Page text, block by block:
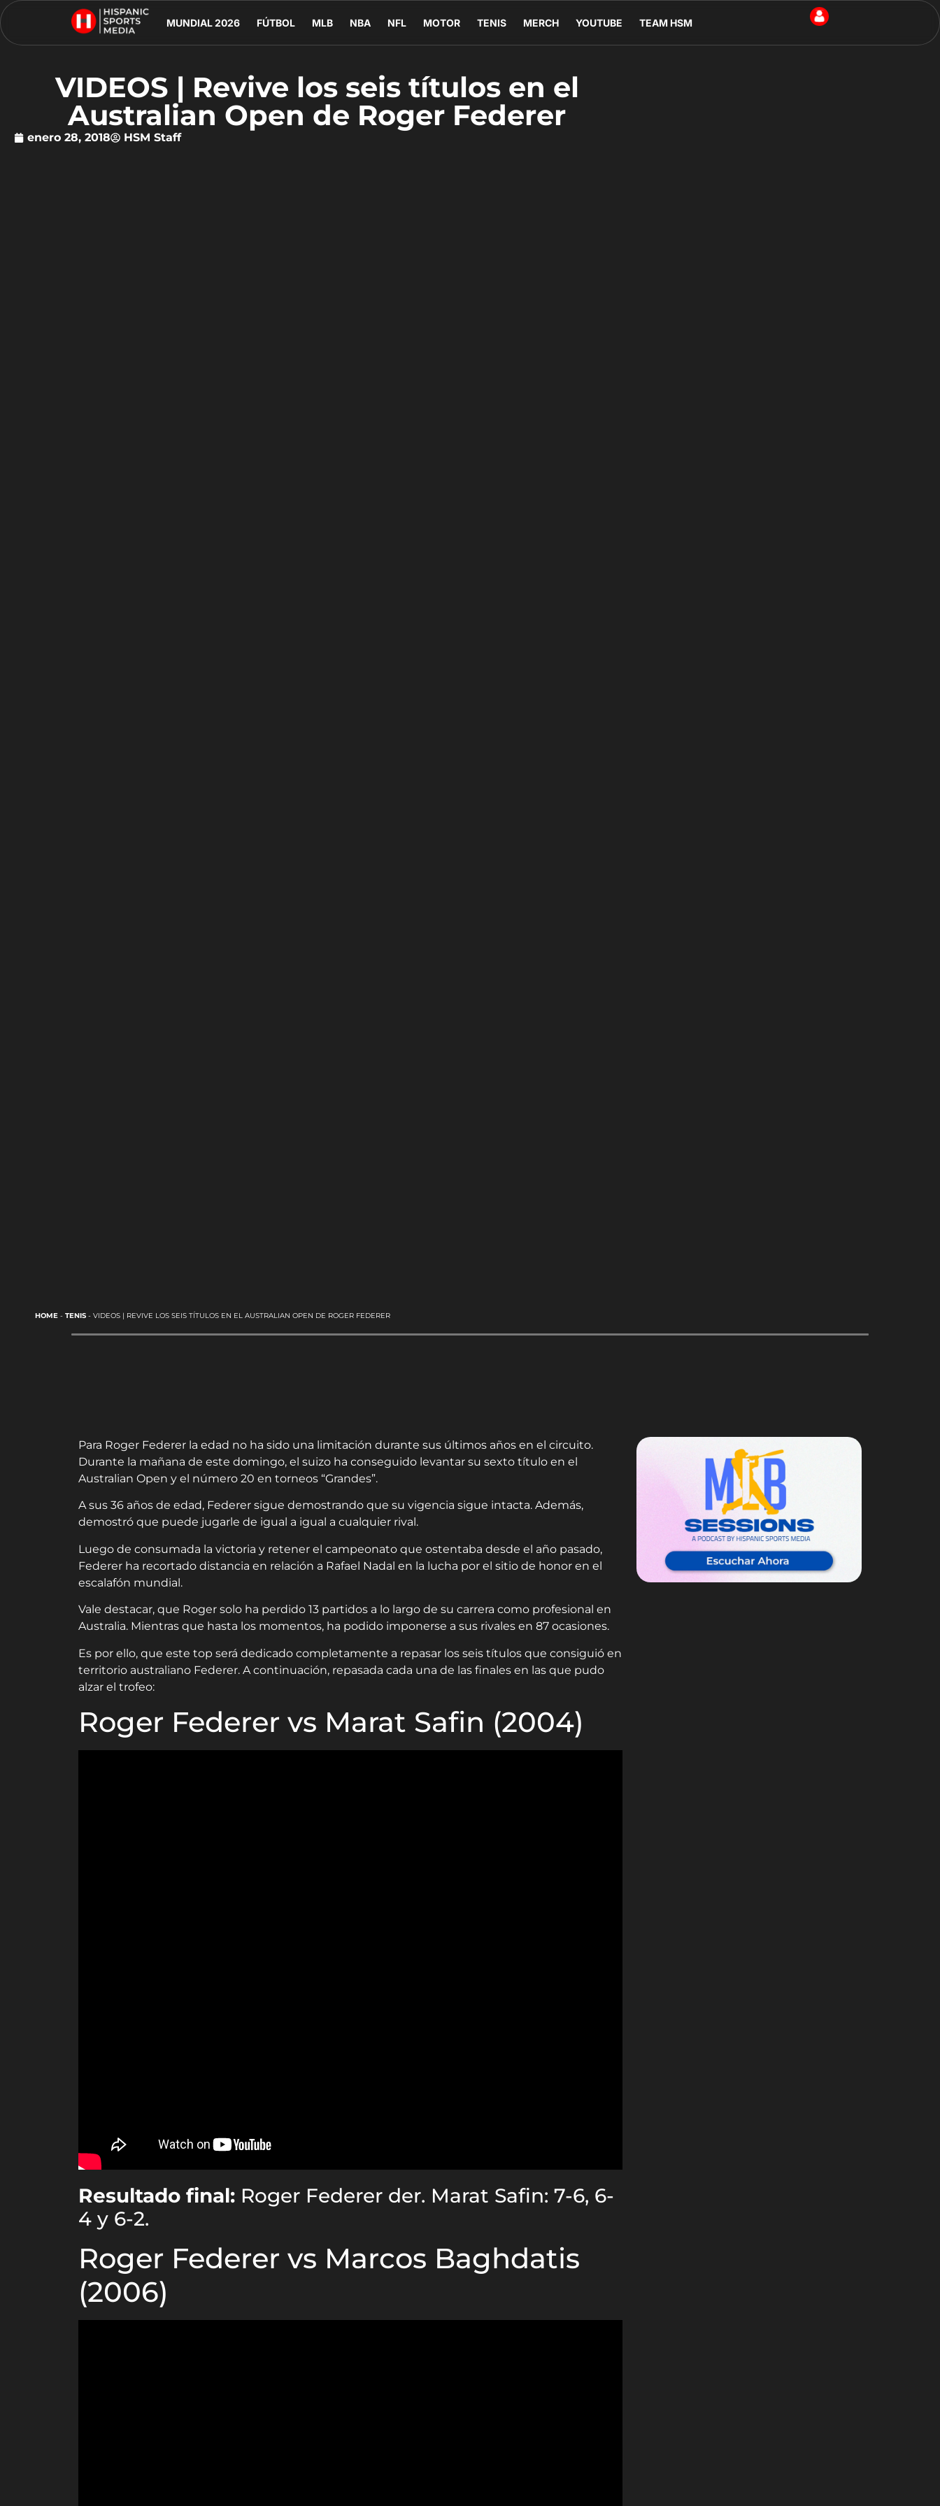
MUNDIAL 2026 FÚTBOL MLB NBA NFL MOTOR TENIS MERCH YOUTUBE TEAM HSM
VIDEOS | Revive los seis títulos en el
Australian Open de Roger Federer
enero 28, 2018 HSM Staff
HOME- TENIS- VIDEOS | REVIVE LOS SEIS TÍTULOS EN EL AUSTRALIAN OPEN DE ROGER FEDERER
Para Roger Federer la edad no ha sido una limitación durante sus últimos años en el circuito.
Durante la mañana de este domingo, el suizo ha conseguido levantar su sexto título en el
Australian Open y el número 20 en torneos “Grandes”.
A sus 36 años de edad, Federer sigue demostrando que su vigencia sigue intacta. Además,
demostró que puede jugarle de igual a igual a cualquier rival.
Luego de consumada la victoria y retener el campeonato que ostentaba desde el año pasado,
Federer ha recortado distancia en relación a Rafael Nadal en la lucha por el sitio de honor en el
escalafón mundial.
Vale destacar, que Roger solo ha perdido 13 partidos a lo largo de su carrera como profesional en
Australia. Mientras que hasta los momentos, ha podido imponerse a sus rivales en 87 ocasiones.
Es por ello, que este top será dedicado completamente a repasar los seis títulos que consiguió en
territorio australiano Federer. A continuación, repasada cada una de las finales en las que pudo
alzar el trofeo:
Roger Federer vs Marat Safin (2004)
Resultado final: Roger Federer der. Marat Safin: 7-6, 6-
4 y 6-2.
Roger Federer vs Marcos Baghdatis
(2006)